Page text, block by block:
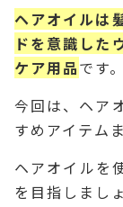
ヘアオイルは
ドを意識した
ケア用品です。
今回は、ヘア
すめアイテム
ヘアオイルを
を目指しましょ